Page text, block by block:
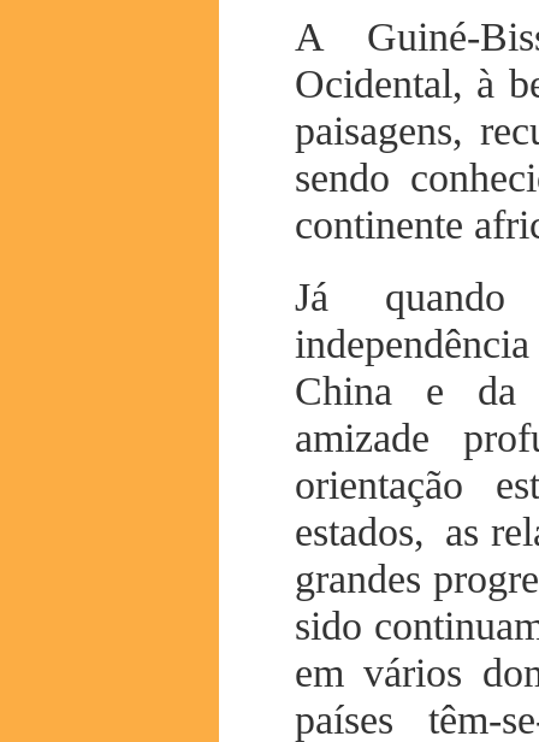
A Guiné-
Ocidental, à
paisagens,
sendo
continente
Já
China e da
amizade
orientação
estados, as
grandes
sido
em vários
países têm-